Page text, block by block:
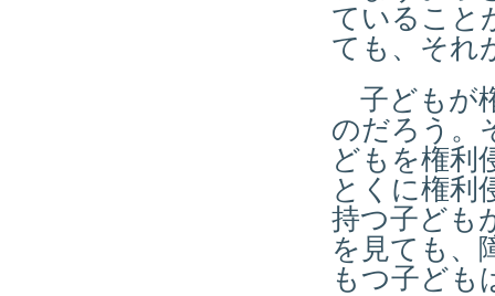
ていること
ても、それ
子どもが
のだろう。
どもを権利
とくに権利
持つ子ども
を見ても、
もつ子ども